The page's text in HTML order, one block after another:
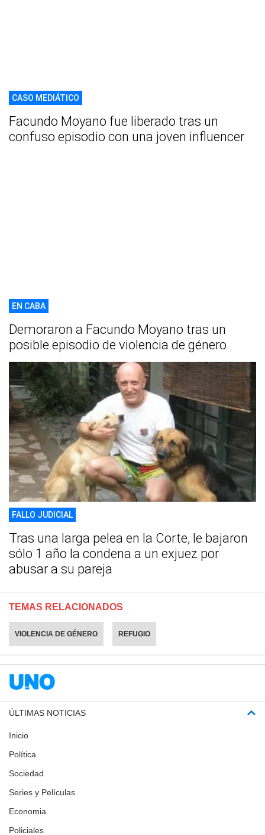
CASO MEDIÁTICO
Facundo Moyano fue liberado tras un
confuso episodio con una joven influencer
EN CABA
Demoraron a Facundo Moyano tras un
posible episodio de violencia de género
FALLO JUDICIAL
Tras una larga pelea en la Corte, le bajaron
sólo 1 año la condena a un exjuez por
abusar a su pareja
TEMAS RELACIONADOS
VIOLENCIA DE GÉNERO REFUGIO
ÚLTIMAS NOTICIAS
Inicio
Política
Sociedad
Series y Películas
Economia
Policiales